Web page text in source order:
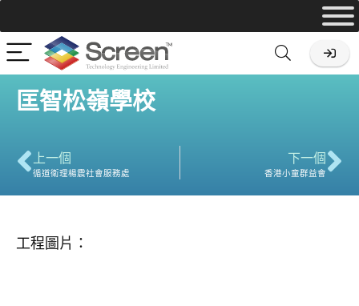
匡智松嶺學校
上一個
循道衛理楊震社會服務處
下一個
香港小童群益會
工程圖片：